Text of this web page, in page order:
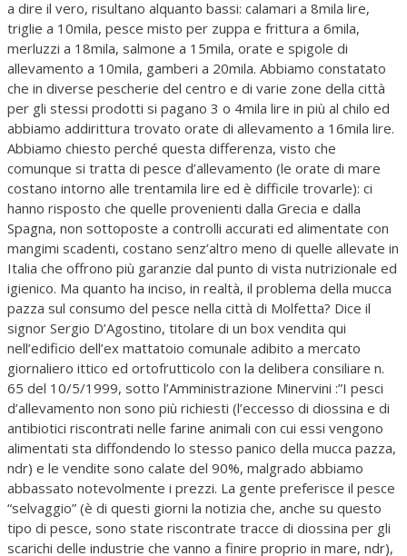
a dire il vero, risultano alquanto bassi: calamari a 8mila lire,
triglie a 10mila, pesce misto per zuppa e frittura a 6mila,
merluzzi a 18mila, salmone a 15mila, orate e spigole di
allevamento a 10mila, gamberi a 20mila. Abbiamo constatato
che in diverse pescherie del centro e di varie zone della città
per gli stessi prodotti si pagano 3 o 4mila lire in più al chilo ed
abbiamo addirittura trovato orate di allevamento a 16mila lire.
Abbiamo chiesto perché questa differenza, visto che
comunque si tratta di pesce d’allevamento (le orate di mare
costano intorno alle trentamila lire ed è difficile trovarle): ci
hanno risposto che quelle provenienti dalla Grecia e dalla
Spagna, non sottoposte a controlli accurati ed alimentate con
mangimi scadenti, costano senz’altro meno di quelle allevate in
Italia che offrono più garanzie dal punto di vista nutrizionale ed
igienico. Ma quanto ha inciso, in realtà, il problema della mucca
pazza sul consumo del pesce nella città di Molfetta? Dice il
signor Sergio D’Agostino, titolare di un box vendita qui
nell’edificio dell’ex mattatoio comunale adibito a mercato
giornaliero ittico ed ortofrutticolo con la delibera consiliare n.
65 del 10/5/1999, sotto l’Amministrazione Minervini :”I pesci
d’allevamento non sono più richiesti (l’eccesso di diossina e di
antibiotici riscontrati nelle farine animali con cui essi vengono
alimentati sta diffondendo lo stesso panico della mucca pazza,
ndr) e le vendite sono calate del 90%, malgrado abbiamo
abbassato notevolmente i prezzi. La gente preferisce il pesce
“selvaggio” (è di questi giorni la notizia che, anche su questo
tipo di pesce, sono state riscontrate tracce di diossina per gli
scarichi delle industrie che vanno a finire proprio in mare, ndr),